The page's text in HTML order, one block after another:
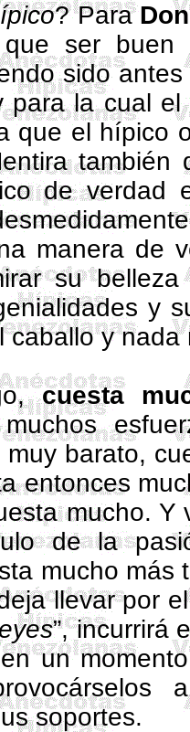
? Para
ser buen
sido
para la cual el
que el hípico
de verdad
manera de
su
y
caballo y nada
cuesta
barato,
entonces
mucho. Y
de la
mucho más
llevar por
”, incurrirá
un
soportes.